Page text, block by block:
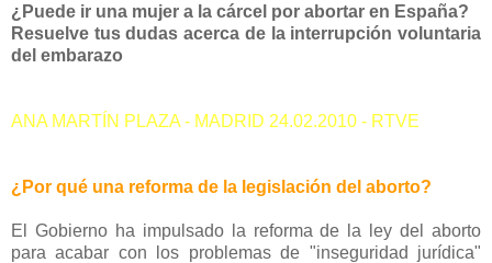
¿Puede ir una mujer a la cárcel por abortar en España?
Resuelve tus dudas acerca de la interrupción voluntaria
del embarazo
ANA MARTÍN PLAZA - MADRID 24.02.2010 - RTVE
¿Por qué una reforma de la legislación del aborto?
El Gobierno ha impulsado la reforma de la ley del aborto
para acabar con los problemas de "inseguridad jurídica"